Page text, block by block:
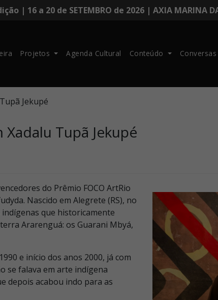
| 16 a 20 de SETEMBRO de 2026 | AXIA MARINA
Projetos Agenda Cultural Conteúdo Conversas
Jekupé
Tupã Jekupé
do Prêmio FOCO ArtRio
Nascido em Alegrete (RS), no
que historicamente
Ararenguá: os Guarani Mbyá,
e início dos anos 2000, já com
se falava em arte indígena
depois acabou indo para as